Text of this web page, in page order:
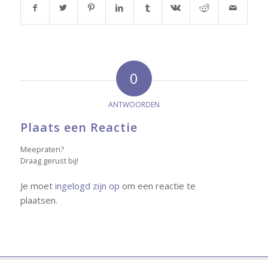
0
ANTWOORDEN
Plaats een Reactie
Meepraten?
Draag gerust bij!
Je moet ingelogd zijn op om een reactie te
plaatsen.